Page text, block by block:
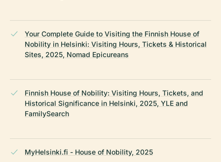
Your Complete Guide to Visiting the Finnish House of
Nobility in Helsinki: Visiting Hours, Tickets & Historical
Sites, 2025, Nomad Epicureans
Finnish House of Nobility: Visiting Hours, Tickets, and
Historical Significance in Helsinki, 2025, YLE and
FamilySearch
MyHelsinki.fi - House of Nobility, 2025